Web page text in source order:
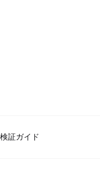
証ガイド